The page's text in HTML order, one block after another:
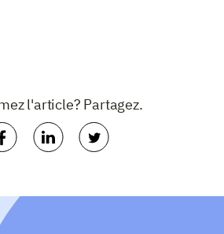
l'article? Partagez.